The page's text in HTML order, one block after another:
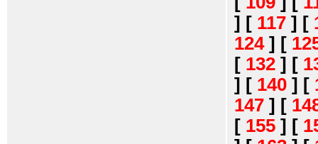
] [ 117 ] [
124] [
[ 132 ] [
] [ 140 ] [
147 ] [
[ 155 ] [